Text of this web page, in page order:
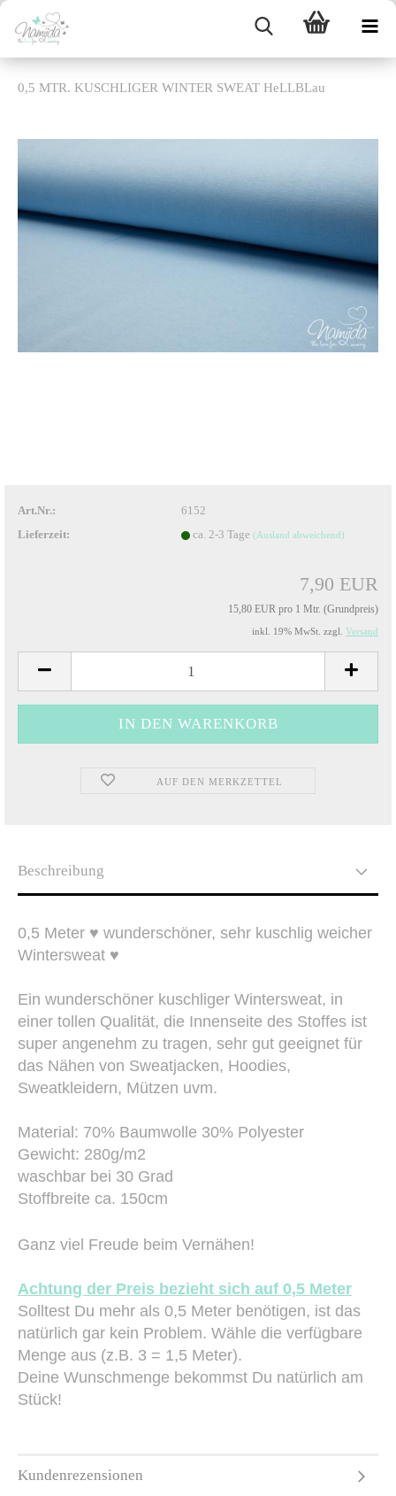
0,5 MTR. KUSCHLIGER WINTER SWEAT HeLLBLau
Art.Nr.:
6152
Lieferzeit:
ca. 2-3 Tage (Ausland abweichend)
7,90 EUR
15,80 EUR pro 1 Mtr. (Grundpreis)
inkl. 19% MwSt. zzgl. Versand
AUF DEN MERKZETTEL
Beschreibung
0,5 Meter ♥ wunderschöner, sehr kuschlig weicher
Wintersweat ♥
Ein wunderschöner kuschliger Wintersweat, in
einer tollen Qualität, die Innenseite des Stoffes ist
super angenehm zu tragen, sehr gut geeignet für
das Nähen von Sweatjacken, Hoodies,
Sweatkleidern, Mützen uvm.
Material: 70% Baumwolle 30% Polyester
Gewicht: 280g/m2
waschbar bei 30 Grad
Stoffbreite ca. 150cm
Ganz viel Freude beim Vernähen!
Achtung der Preis bezieht sich auf 0,5 Meter
Solltest Du mehr als 0,5 Meter benötigen, ist das
natürlich gar kein Problem. Wähle die verfügbare
Menge aus (z.B. 3 = 1,5 Meter).
Deine Wunschmenge bekommst Du natürlich am
Stück!
Kundenrezensionen